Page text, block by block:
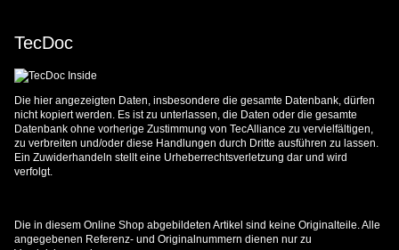
TecDoc
Die hier angezeigten Daten, insbesondere die gesamte Datenbank, dürfen
nicht kopiert werden. Es ist zu unterlassen, die Daten oder die gesamte
Datenbank ohne vorherige Zustimmung von TecAlliance zu vervielfältigen,
zu verbreiten und/oder diese Handlungen durch Dritte ausführen zu lassen.
Ein Zuwiderhandeln stellt eine Urheberrechtsverletzung dar und wird
verfolgt.
Die in diesem Online Shop abgebildeten Artikel sind keine Originalteile. Alle
angegebenen Referenz- und Originalnummern dienen nur zu